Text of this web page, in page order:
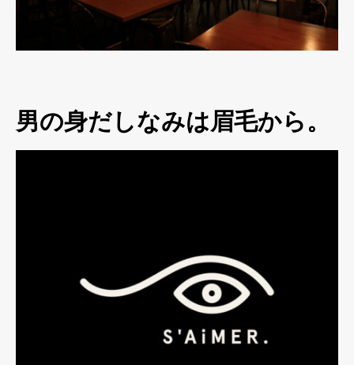
男の身だしなみは眉毛から。